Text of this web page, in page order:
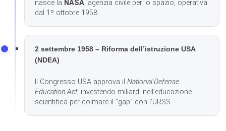
nasce la NASA, agenzia civile per lo spazio, operativa
dal 1º ottobre 1958.
2 settembre 1958 – Riforma dell’istruzione USA
(NDEA)
Il Congresso USA approva ilNational Defense
Education Act, investendo miliardi nell’educazione
scientifica per colmare il “gap” con l’URSS.